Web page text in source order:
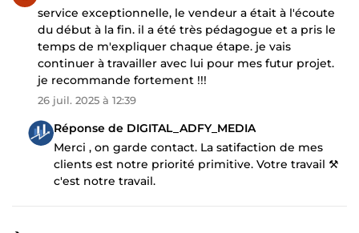
service exceptionnelle, le vendeur a était à l'écoute
du début à la fin. il a été très pédagogue et a pris le
temps de m'expliquer chaque étape. je vais
continuer à travailler avec lui pour mes futur projet.
je recommande fortement !!!
26 juil. 2025 à 12:39
Réponse de DIGITAL_ADFY_MEDIA
Merci , on garde contact. La satifaction de mes
clients est notre priorité primitive. Votre travail ⚒
c'est notre travail.